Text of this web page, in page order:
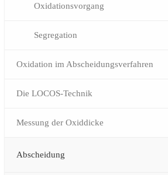
Oxidationsvorgang
Segregation
Oxidation im Abscheidungsverfahren
Die LOCOS-Technik
Messung der Oxiddicke
Abscheidung